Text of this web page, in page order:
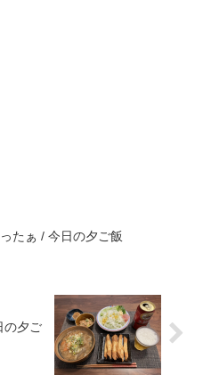
たぁ / 今日の夕ご飯
の夕ご